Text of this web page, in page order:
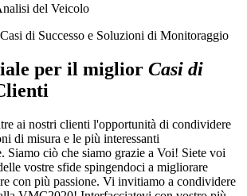
del Veicolo
di Successo e Soluzioni di Monitoraggio
per il miglior Casi di
ai nostri clienti l'opportunità di condividere
di misura e le più interessanti
Siamo ciò che siamo grazie a Voi! Siete voi
vostre sfide spingendoci a migliorare
con più passione. Vi invitiamo a condividere